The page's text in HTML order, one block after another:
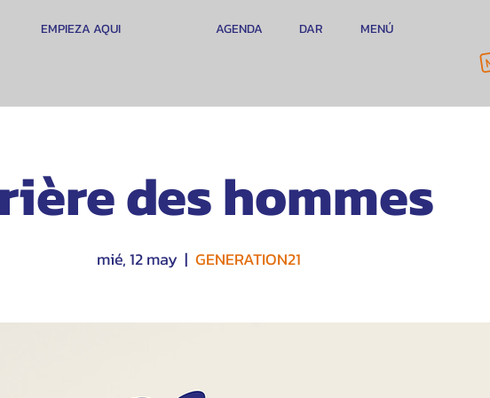
EMPIEZA AQUI DAR MENÚ
AGENDA
des hommes
mié, 12 may
  |
GENERATION21